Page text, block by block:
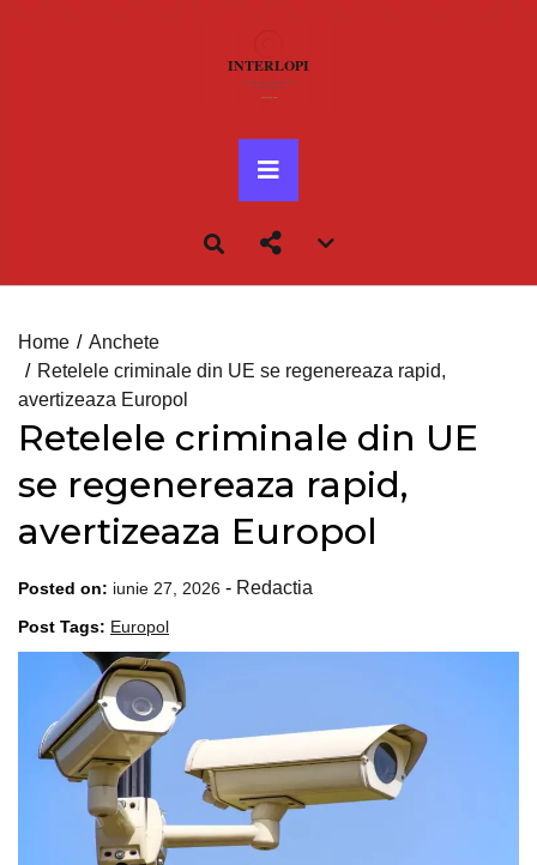
Primary
Menu
menu
Home
Anchete
Retelele criminale din UE se regenereaza rapid,
avertizeaza Europol
Retelele criminale din UE
se regenereaza rapid,
avertizeaza Europol
Posted on: iunie 27, 2026 - Redactia
Post Tags: Europol